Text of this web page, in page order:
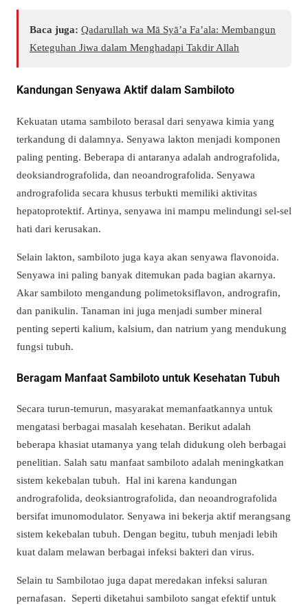
Baca juga: Qadarullah wa Mā Syā’a Fa’ala: Membangun
Keteguhan Jiwa dalam Menghadapi Takdir Allah
Kandungan Senyawa Aktif dalam Sambiloto
Kekuatan utama sambiloto berasal dari senyawa kimia yang
terkandung di dalamnya. Senyawa lakton menjadi komponen
paling penting. Beberapa di antaranya adalah andrografolida,
deoksiandrografolida, dan neoandrografolida. Senyawa
andrografolida secara khusus terbukti memiliki aktivitas
hepatoprotektif. Artinya, senyawa ini mampu melindungi sel-sel
hati dari kerusakan.
Selain lakton, sambiloto juga kaya akan senyawa flavonoida.
Senyawa ini paling banyak ditemukan pada bagian akarnya.
Akar sambiloto mengandung polimetoksiflavon, andrografin,
dan panikulin. Tanaman ini juga menjadi sumber mineral
penting seperti kalium, kalsium, dan natrium yang mendukung
fungsi tubuh.
Beragam Manfaat Sambiloto untuk Kesehatan Tubuh
Secara turun-temurun, masyarakat memanfaatkannya untuk
mengatasi berbagai masalah kesehatan. Berikut adalah
beberapa khasiat utamanya yang telah didukung oleh berbagai
penelitian. Salah satu manfaat sambiloto adalah meningkatkan
sistem kekebalan tubuh. Hal ini karena kandungan
andrografolida, deoksiantrografolida, dan neoandrografolida
bersifat imunomodulator. Senyawa ini bekerja aktif merangsang
sistem kekebalan tubuh. Dengan begitu, tubuh menjadi lebih
kuat dalam melawan berbagai infeksi bakteri dan virus.
Selain tu Sambilotao juga dapat meredakan infeksi saluran
pernafasan. Seperti diketahui sambiloto sangat efektif untuk